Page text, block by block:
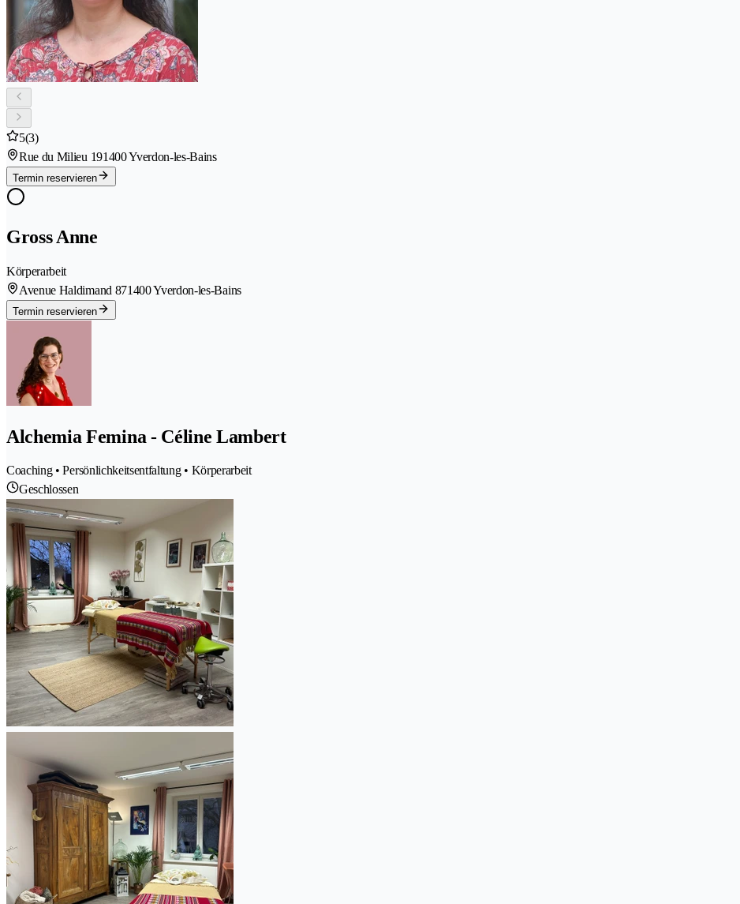
5(3)
Rue du Milieu 191400 Yverdon-les-Bains
Termin reservieren
Gross Anne
Körperarbeit
Avenue Haldimand 871400 Yverdon-les-Bains
Termin reservieren
Alchemia Femina - Céline Lambert
Coaching • Persönlichkeitsentfaltung • Körperarbeit
Geschlossen